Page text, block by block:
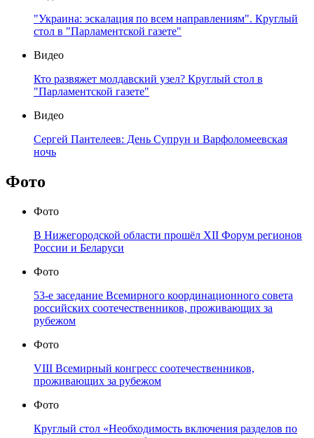
"Украина: эскалация по всем направлениям". Круглый
стол в "Парламентской газете"
Видео
Кто развяжет молдавский узел? Круглый стол в
"Парламентской газете"
Видео
Сергей Пантелеев: День Супрун и Варфоломеевская
ночь
Фото
Фото
В Нижегородской области прошёл XII Форум регионов
России и Беларуси
Фото
53-е заседание Всемирного координационного совета
российских соотечественников, проживающих за
рубежом
Фото
VIII Всемирный конгресс соотечественников,
проживающих за рубежом
Фото
Круглый стол «Необходимость включения разделов по